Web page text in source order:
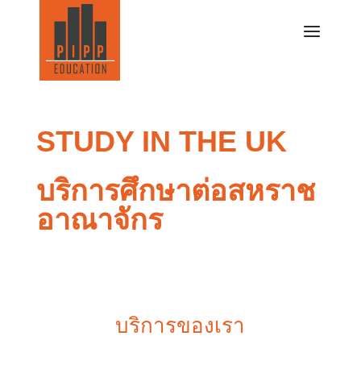
STUDY IN THE UK
บริการศึกษาต่อสหราช
อาณาจักร
บริการของเรา